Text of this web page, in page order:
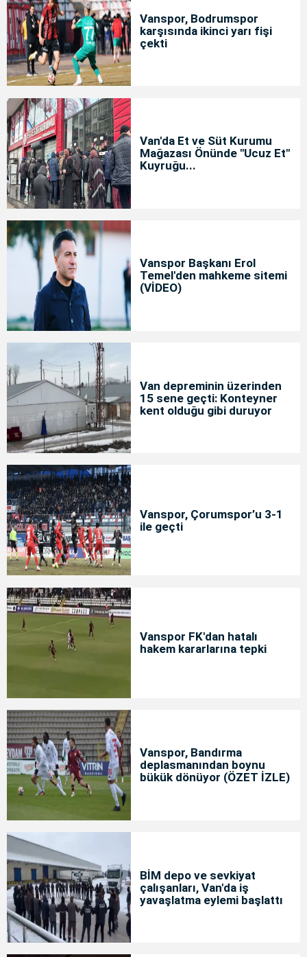
Vanspor, Bodrumspor
karşısında ikinci yarı fişi
çekti
Van'da Et ve Süt Kurumu
Mağazası Önünde "Ucuz Et"
Kuyruğu...
Vanspor Başkanı Erol
Temel'den mahkeme sitemi
(VİDEO)
Van depreminin üzerinden
15 sene geçti: Konteyner
kent olduğu gibi duruyor
Vanspor, Çorumspor’u 3-1
ile geçti
Vanspor FK'dan hatalı
hakem kararlarına tepki
Vanspor, Bandırma
deplasmanından boynu
bükük dönüyor (ÖZET İZLE)
BİM depo ve sevkiyat
çalışanları, Van'da iş
yavaşlatma eylemi başlattı